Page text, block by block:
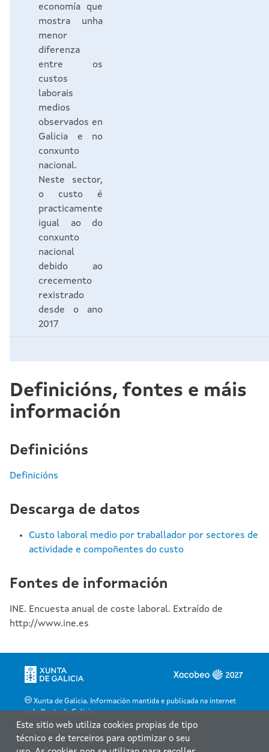
economía que
mostra unha
menor
diferenza
entre os
custos
laborais
medios
observados en
Galicia e no
conxunto
nacional.
Neste sector,
o custo é
practicamente
igual ao do
conxunto
nacional
debido ao
crecemento
rexistrado
desde o ano
2017
Definicións, fontes e máis
información
Definicións
Definicións
Descarga de datos
Custo laboral medio por traballador por sectores de
actividade e compoñentes do custo
Fontes de información
INE. Encuesta anual de coste laboral. Extraído de
http://www.ine.es
Xunta de Galicia. Información mantida e publicada na internet
pola Xunta de Galicia
Accesibilidade
Este sitio web utiliza cookies propias de tipo
técnico e de terceiros para optimizar o seu